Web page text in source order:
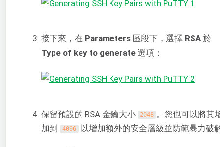
接下來，在 Parameters 區段下，選擇 RSA於
Type of key to generate 選項：
保留預設的 RSA 金鑰大小 2048 。您也可以將其
加到
4096 以增加額外的安全層級並防範暴力破